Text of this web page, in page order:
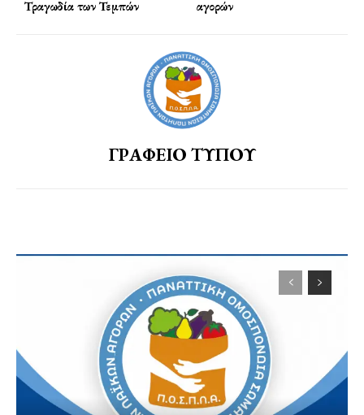
Τραγωδία των Τεμπών
αγορών
ΓΡΑΦΕΙΟ ΤΥΠΟΥ